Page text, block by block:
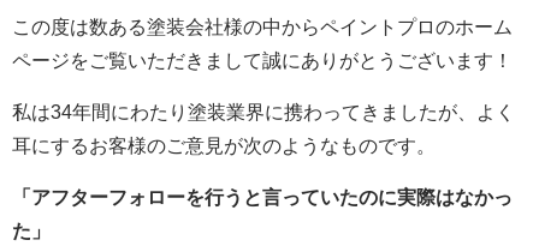
この度は数ある塗装会社様の中からペイントプロのホーム
ページをご覧いただきまして誠にありがとうございます！
私は34年間にわたり塗装業界に携わってきましたが、よく
耳にするお客様のご意見が次のようなものです。
「アフターフォローを行うと言っていたのに実際はなかっ
た」